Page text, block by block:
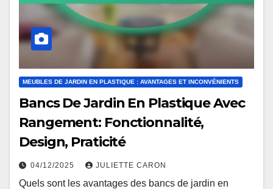
MEUBLES DE JARDIN EN PLASTIQUE : AVANTAGES ET INCONVÉNIENTS
Bancs De Jardin En Plastique Avec
Rangement: Fonctionnalité,
Design, Praticité
04/12/2025 JULIETTE CARON
Quels sont les avantages des bancs de jardin en